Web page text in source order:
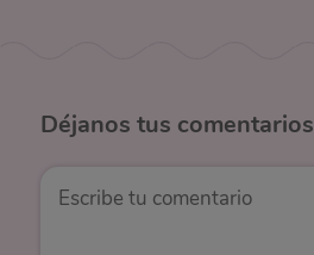
Déjanos tus comentarios